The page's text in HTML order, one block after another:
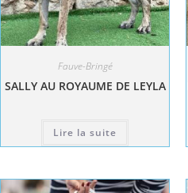
Fauve-Bringé
SALLY AU ROYAUME DE LEYLA
Lire la suite